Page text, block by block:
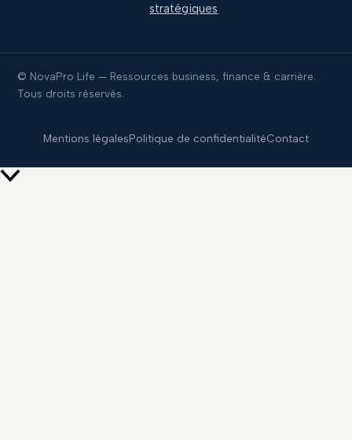
stratégiques
© NovaPro Life — Ressources business, finance & carrière.
Tous droits réservés.
Mentions légalesPolitique de confidentialitéContact
Retour